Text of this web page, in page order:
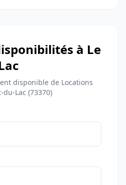
à Le
disponible de Locations
du-Lac (73370)